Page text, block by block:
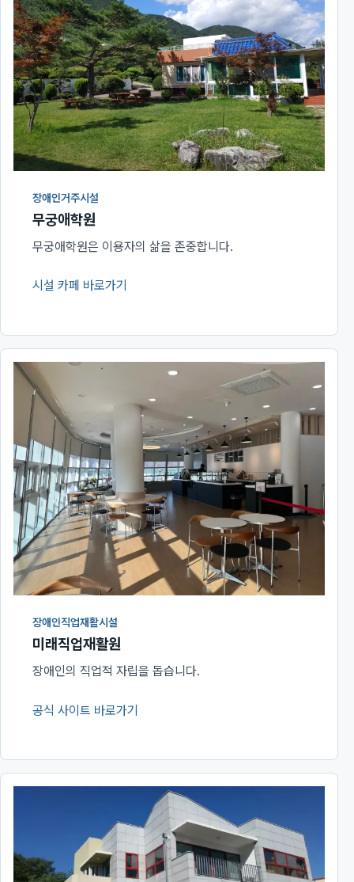
장애인거주시설
무궁애학원
무궁애학원은 이용자의 삶을 존중합니다.
시설 카페 바로가기
(새 창에서 열림)
장애인직업재활시설
미래직업재활원
장애인의 직업적 자립을 돕습니다.
공식 사이트 바로가기
(새 창에서 열림)